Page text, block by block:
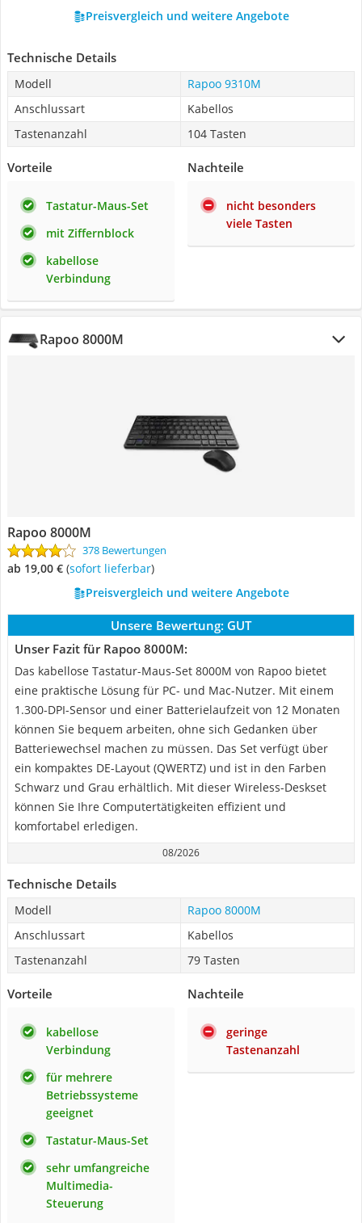
Preisvergleich und weitere Angebote
Technische Details
Modell
Rapoo 9310M
Anschlussart
Kabellos
Tastenanzahl
104 Tasten
Vorteile
Tastatur-Maus-Set
mit Ziffernblock
kabellose
Verbindung
Nachteile
nicht besonders
viele Tasten
Rapoo 8000M
Rapoo 8000M
378 Bewertungen
ab 19,00 € ( Sofort lieferbar)
Preisvergleich und weitere Angebote
Unsere Bewertung: GUT
Unser Fazit für Rapoo 8000M:
Das kabellose Tastatur-Maus-Set 8000M von Rapoo bietet
eine praktische Lösung für PC- und Mac-Nutzer. Mit einem
1.300-DPI-Sensor und einer Batterielaufzeit von 12 Monaten
können Sie bequem arbeiten, ohne sich Gedanken über
Batteriewechsel machen zu müssen. Das Set verfügt über
ein kompaktes DE-Layout (QWERTZ) und ist in den Farben
Schwarz und Grau erhältlich. Mit dieser Wireless-Deskset
können Sie Ihre Computertätigkeiten effizient und
komfortabel erledigen.
08/2026
Technische Details
Modell
Rapoo 8000M
Anschlussart
Kabellos
Tastenanzahl
79 Tasten
Vorteile
kabellose
Verbindung
für mehrere
Betriebssysteme
geeignet
Tastatur-Maus-Set
sehr umfangreiche
Multimedia-
Steuerung
Nachteile
geringe
Tastenanzahl